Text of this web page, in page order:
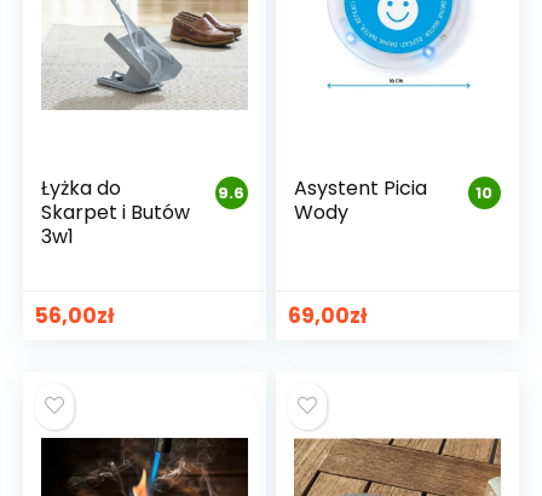
9.6
Łyżka do
Skarpet i Butów
3w1
56,00zł
10
Asystent Picia
Wody
69,00zł